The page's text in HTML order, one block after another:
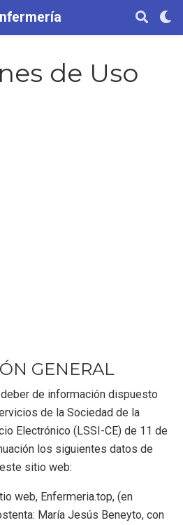
de Uso
GENERAL
de información dispuesto
de la Sociedad de la
Electrónico (LSSI-CE) de 11 de
los siguientes datos de
sitio web:
web, Enfermeria.top, (en
María Jesús Beneyto, con